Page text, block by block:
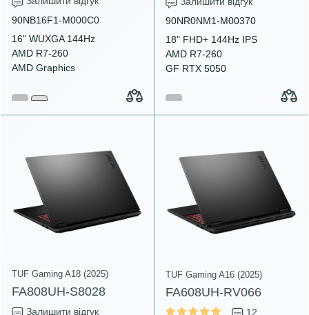
90NB16F1-M000C0
16" WUXGA 144Hz
AMD R7-260
AMD Graphics
90NR0NM1-M00370
18" FHD+ 144Hz IPS
AMD R7-260
GF RTX 5050
TUF Gaming A18 (2025)
FA808UH-S8028
Залишити відгук
TUF Gaming A16 (2025)
FA608UH-RV066
12